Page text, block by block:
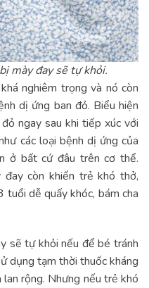
mày đay sẽ tự khỏi.
nghiêm trọng và nó còn
dị ứng ban đỏ. Biểu hiện
ngay sau khi tiếp xúc với
các loại bệnh dị ứng của
ở bất cứ đâu trên cơ thể.
còn khiến trẻ khó thở,
dễ quấy khóc, bám cha
sẽ tự khỏi nếu để bé tránh
dụng tạm thời thuốc kháng
rộng. Nhưng nếu trẻ khó